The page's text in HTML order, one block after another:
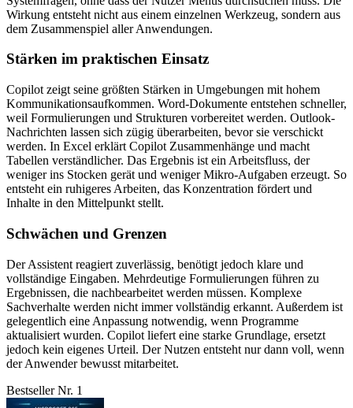
Wirkung entsteht nicht aus einem einzelnen Werkzeug, sondern aus
dem Zusammenspiel aller Anwendungen.
Stärken im praktischen Einsatz
Copilot zeigt seine größten Stärken in Umgebungen mit hohem
Kommunikationsaufkommen. Word-Dokumente entstehen schneller,
weil Formulierungen und Strukturen vorbereitet werden. Outlook-
Nachrichten lassen sich zügig überarbeiten, bevor sie verschickt
werden. In Excel erklärt Copilot Zusammenhänge und macht
Tabellen verständlicher. Das Ergebnis ist ein Arbeitsfluss, der
weniger ins Stocken gerät und weniger Mikro-Aufgaben erzeugt. So
entsteht ein ruhigeres Arbeiten, das Konzentration fördert und
Inhalte in den Mittelpunkt stellt.
Schwächen und Grenzen
Der Assistent reagiert zuverlässig, benötigt jedoch klare und
vollständige Eingaben. Mehrdeutige Formulierungen führen zu
Ergebnissen, die nachbearbeitet werden müssen. Komplexe
Sachverhalte werden nicht immer vollständig erkannt. Außerdem ist
gelegentlich eine Anpassung notwendig, wenn Programme
aktualisiert wurden. Copilot liefert eine starke Grundlage, ersetzt
jedoch kein eigenes Urteil. Der Nutzen entsteht nur dann voll, wenn
der Anwender bewusst mitarbeitet.
Bestseller Nr. 1